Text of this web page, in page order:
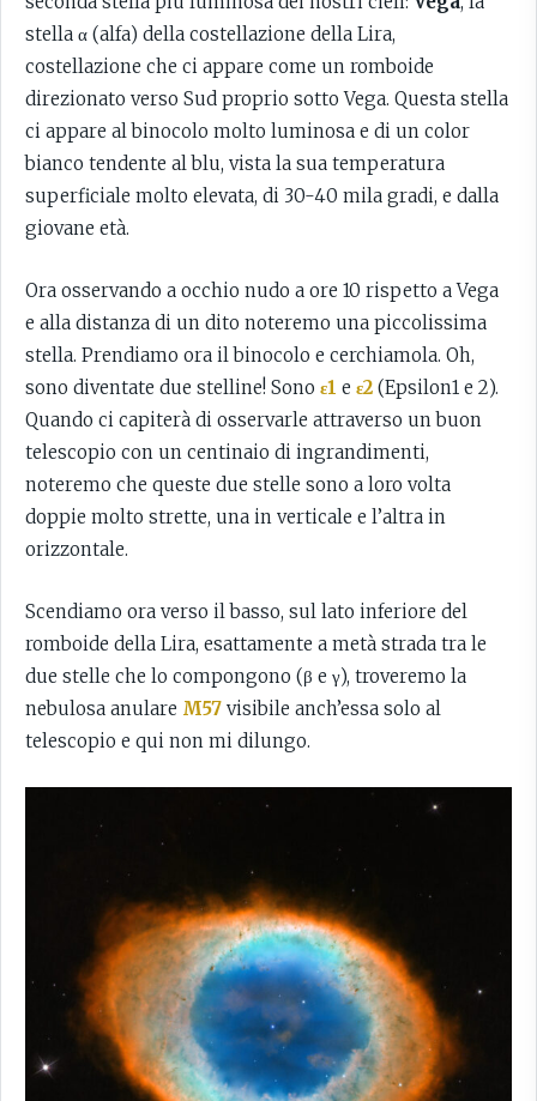
stella α (alfa) della costellazione della Lira,
costellazione che ci appare come un romboide
direzionato verso Sud proprio sotto Vega. Questa stella
ci appare al binocolo molto luminosa e di un color
bianco tendente al blu, vista la sua temperatura
superficiale molto elevata, di 30-40 mila gradi, e dalla
giovane età.
Ora osservando a occhio nudo a ore 10 rispetto a Vega
e alla distanza di un dito noteremo una piccolissima
stella. Prendiamo ora il binocolo e cerchiamola. Oh,
sono diventate due stelline! Sono ε1 e ε2 (Epsilon1 e 2).
Quando ci capiterà di osservarle attraverso un buon
telescopio con un centinaio di ingrandimenti,
noteremo che queste due stelle sono a loro volta
doppie molto strette, una in verticale e l’altra in
orizzontale.
Scendiamo ora verso il basso, sul lato inferiore del
romboide della Lira, esattamente a metà strada tra le
due stelle che lo compongono (β e γ), troveremo la
nebulosa anulare M57 visibile anch’essa solo al
telescopio e qui non mi dilungo.